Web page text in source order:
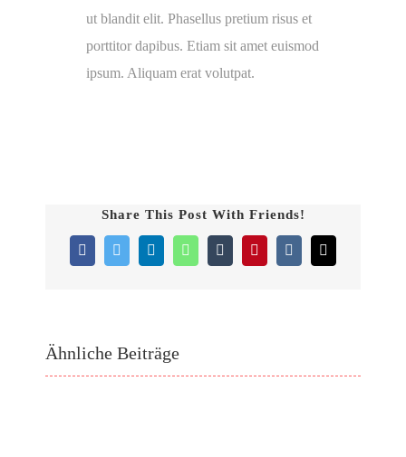
ut blandit elit. Phasellus pretium risus et
porttitor dapibus. Etiam sit amet euismod
ipsum. Aliquam erat volutpat.
Share This Post With Friends!
FacebookTwitterLinkedInWhatsAppTumblrPinterestVk
E-
Mail
Ähnliche Beiträge